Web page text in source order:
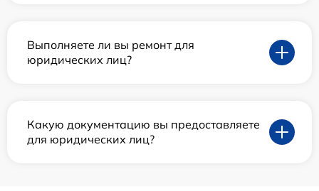
Выполняете ли вы ремонт для
юридических лиц?
Какую документацию вы предоставляете
для юридических лиц?